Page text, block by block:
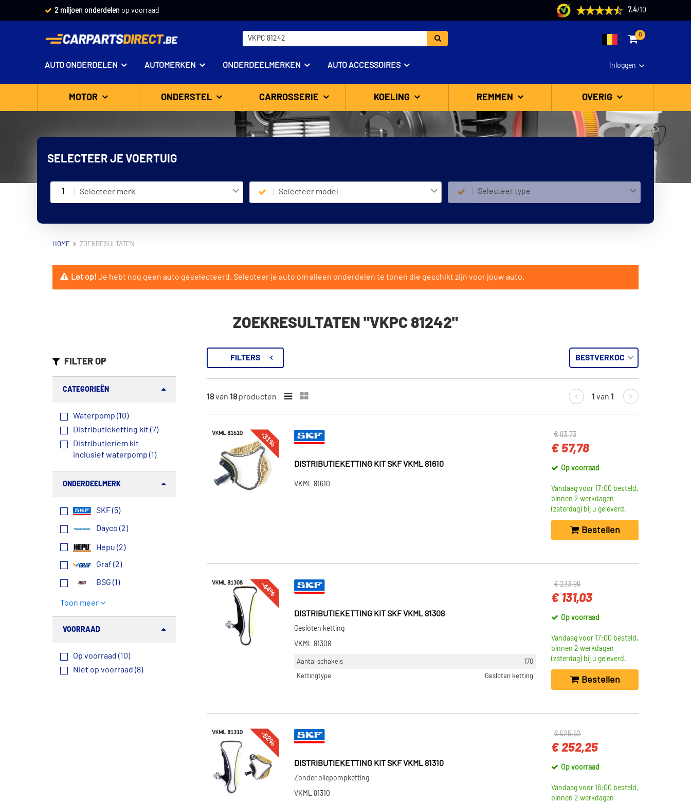
2 miljoen onderdelen op voorraad 7.4/ 10
0
Inloggen
AUTO ONDERDELEN AUTOMERKEN ONDERDEELMERKEN AUTO ACCESSOIRES
MOTOR ONDERSTEL CARROSSERIE KOELING REMMEN OVERIG
SELECTEER JE VOERTUIG
1 Selecteer merk Selecteer model Selecteer type
HOME ZOEKRESULTATEN
Let op!Je hebt nog geen auto geselecteerd. Selecteer je auto om alleen onderdelen te tonen die geschikt zijn voor jouw auto.
ZOEKRESULTATEN "VKPC 81242"
FILTER OP
CATEGORIEËN
Waterpomp (10)
Distributieketting kit (7)
Distributieriem kit
inclusief waterpomp (1)
ONDERDEELMERK
SKF (5)
Dayco (2)
Hepu (2)
Graf (2)
BSG (1)
Toon meer
VOORRAAD
Op voorraad (10)
Niet op voorraad (8)
FILTERS
18van 18 producten 1 van 1
-31%
DISTRIBUTIEKETTING KIT SKF VKML 81610
VKML 81610
€ 83,73
€ 57,78
Op voorraad
Vandaag voor 17:00 besteld,
binnen 2 werkdagen
(zaterdag) bij u geleverd.
Bestellen
-44%
DISTRIBUTIEKETTING KIT SKF VKML 81308
Gesloten ketting
VKML 81308
Aantal schakels
170
Kettingtype
Gesloten ketting
€ 233,99
€ 131,03
Op voorraad
Vandaag voor 17:00 besteld,
binnen 2 werkdagen
(zaterdag) bij u geleverd.
Bestellen
-52%
DISTRIBUTIEKETTING KIT SKF VKML 81310
Zonder oliepompketting
VKML 81310
€ 525,52
€ 252,25
Op voorraad
Vandaag voor 16:00 besteld,
binnen 2 werkdagen